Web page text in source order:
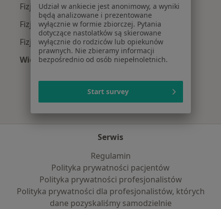
Fizjoterapeuci z INTER Polska w Warszawie
Fizjoterapeuci z Signal Iduna w Warszawie
Fizjoterapeuci z Compensa w Warszawie
Więcej (13)
Serwis
Regulamin
Polityka prywatności pacjentów
Polityka prywatności profesjonalistów
Polityka prywatności dla profesjonalistów, których
dane pozyskaliśmy samodzielnie
Udział w ankiecie jest anonimowy, a wyniki
będą analizowane i prezentowane
wyłącznie w formie zbiorczej. Pytania
dotyczące nastolatków są skierowane
wyłącznie do rodziców lub opiekunów
prawnych. Nie zbieramy informacji
bezpośrednio od osób niepełnoletnich.
Start survey